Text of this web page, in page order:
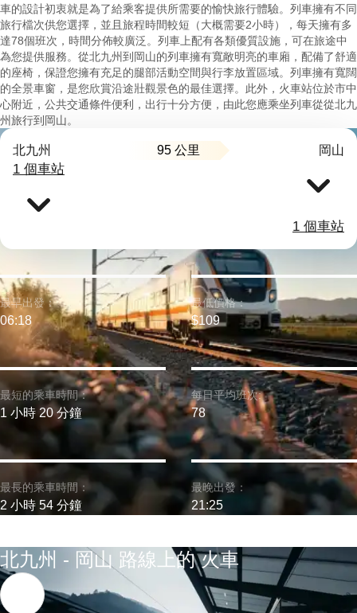
車的設計初衷就是為了給乘客提供所需要的愉快旅行體驗。列車擁有不同
旅行檔次供您選擇，並且旅程時間較短（大概需要2小時），每天擁有多
達78個班次，時間分佈較廣泛。列車上配有各類優質設施，可在旅途中
為您提供服務。從北九州到岡山的列車擁有寬敞明亮的車廂，配備了舒適
的座椅，保證您擁有充足的腿部活動空間與行李放置區域。列車擁有寬闊
的全景車窗，是您欣賞沿途壯觀景色的最佳選擇。此外，火車站位於市中
心附近，公共交通條件便利，出行十分方便，由此您應乘坐列車從從北九
州旅行到岡山。
北九州 95 公里 岡山
1 個車站
1 個車站
最短的乘車時間：
1 小時 20 分鐘
最早出發：
06:18
最長的乘車時間：
2 小時 54 分鐘
最低價格：
$109
每日平均班次:
78
最晚出發：
21:25
北九州 - 岡山 路線上的 火車